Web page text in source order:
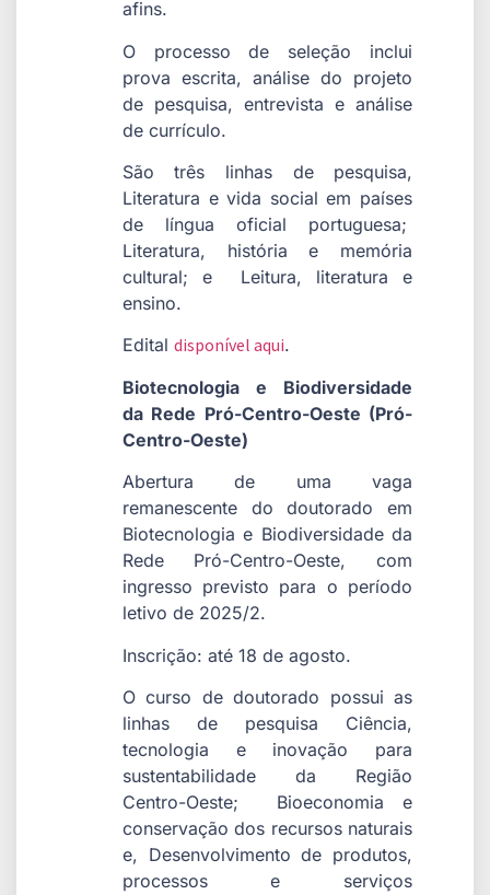
afins.
O processo de seleção inclui
prova escrita, análise do projeto
de pesquisa, entrevista e análise
de currículo.
São três linhas de pesquisa,
Literatura e vida social em países
de língua oficial portuguesa;
Literatura, história e memória
cultural; e Leitura, literatura e
ensino.
Edital disponível aqui.
Biotecnologia e Biodiversidade
da Rede Pró-Centro-Oeste (Pró-
Centro-Oeste)
Abertura de uma vaga
remanescente do doutorado em
Biotecnologia e Biodiversidade da
Rede Pró-Centro-Oeste, com
ingresso previsto para o período
letivo de 2025/2.
Inscrição: até 18 de agosto.
O curso de doutorado possui as
linhas de pesquisa Ciência,
tecnologia e inovação para
sustentabilidade da Região
Centro-Oeste; Bioeconomia e
conservação dos recursos naturais
e, Desenvolvimento de produtos,
processos e serviços